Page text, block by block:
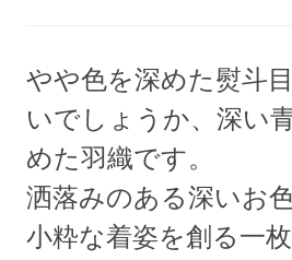
やや色を深めた熨斗
いでしょうか、深い
めた羽織です。
洒落みのある深いお
小粋な着姿を創る一